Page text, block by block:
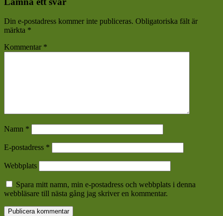
Din e-postadress kommer inte publiceras. Obligatoriska fält är
märkta *
Kommentar *
Namn *
E-postadress *
Webbplats
Spara mitt namn, min e-postadress och webbplats i denna
webbläsare till nästa gång jag skriver en kommentar.